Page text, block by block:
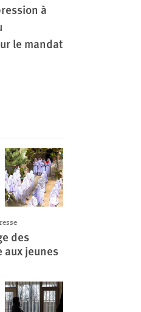
à
le mandat
des
jeunes